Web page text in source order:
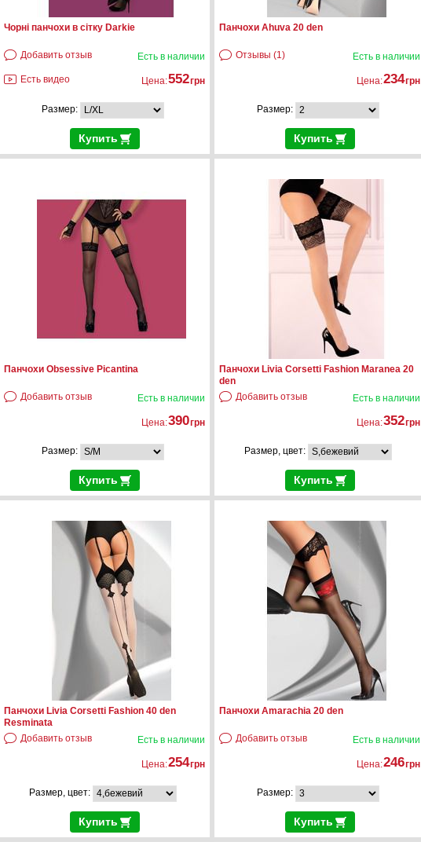
Чорні панчохи в сітку Darkie
Добавить отзыв Есть в наличии
Есть видео Цена:552грн
Размер:
Купить
Панчохи Ahuva 20 den
Отзывы (1) Есть в наличии
Цена:234грн
Размер:
Купить
Панчохи Obsessive Picantina
Добавить отзыв Есть в наличии
Цена:390грн
Размер:
Купить
Панчохи Livia Corsetti Fashion Maranea 20
den
Добавить отзыв
Есть в наличии
Цена:352грн
Размер, цвет:
Купить
Панчохи Livia Corsetti Fashion 40 den
Resminata
Добавить отзыв
Есть в наличии
Цена:254грн
Размер, цвет:
Купить
Панчохи Amarachia 20 den
Добавить отзыв Есть в наличии
Цена:246грн
Размер:
Купить